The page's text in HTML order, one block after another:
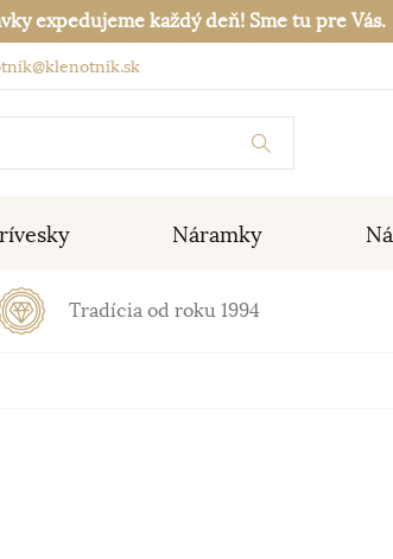
expedujeme každý deň! Sme tu pre Vás.
Náramky
Tradícia od roku 1994